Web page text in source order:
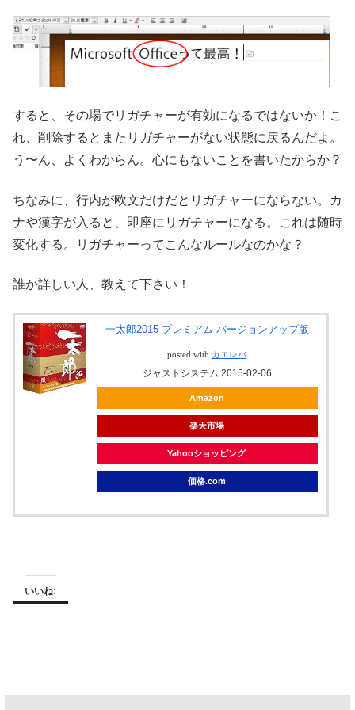
すると、その場でリガチャーが有効になるではないか！こ
れ、削除するとまたリガチャーがない状態に戻るんだよ。
う〜ん、よくわからん。心にもないことを書いたからか？
ちなみに、行内が欧文だけだとリガチャーにならない。カ
ナや漢字が入ると、即座にリガチャーになる。これは随時
変化する。リガチャーってこんなルールなのかな？
誰か詳しい人、教えて下さい！
一太郎2015 プレミアム バージョンアップ版
posted with カエレバ
ジャストシステム 2015-02-06
Amazon
楽天市場
Yahooショッピング
価格.com
いいね: